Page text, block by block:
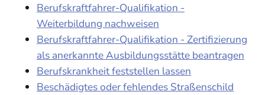
Berufskraftfahrer-Qualifikation -
Weiterbildung nachweisen
Berufskraftfahrer-Qualifikation - Zertifizierung
als anerkannte Ausbildungsstätte beantragen
Berufskrankheit feststellen lassen
Beschädigtes oder fehlendes Straßenschild